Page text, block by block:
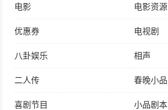
电影 电影资源
优惠券 电视剧
八卦娱乐 相声
二人传 春晚小品
喜剧节目 小品剧本